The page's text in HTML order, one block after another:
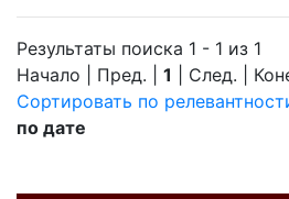
Результаты поиска 1 - 1 из 1
Начало | Пред. | 1 | След. |
Сортировать по
по дате